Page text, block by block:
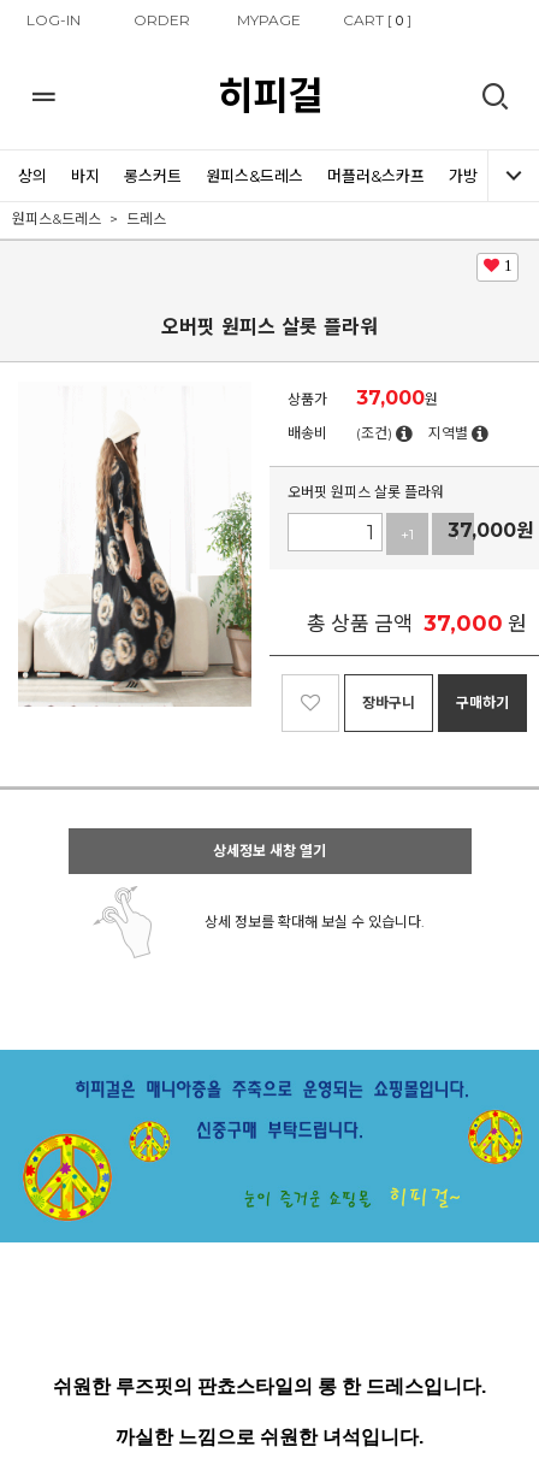
LOG-IN ORDER MYPAGE CART [0 ]
히피걸
상의 바지 롱스커트 원피스&드레스 머플러&스카프 가방 신발
원피스&드레스 드레스
1
오버핏 원피스 살롯 플라워
상품가 37,000원
배송비
(조건) 지역별
오버핏 원피스 살롯 플라워
+1 -1
37,000원
총 상품 금액 37,000 원
장바구니 구매하기
상세정보 새창 열기
상세 정보를 확대해 보실 수 있습니다.
쉬원한 루즈핏의 판쵸스타일의 롱 한 드레스입니다.
까실한 느낌으로 쉬원한 녀석입니다.